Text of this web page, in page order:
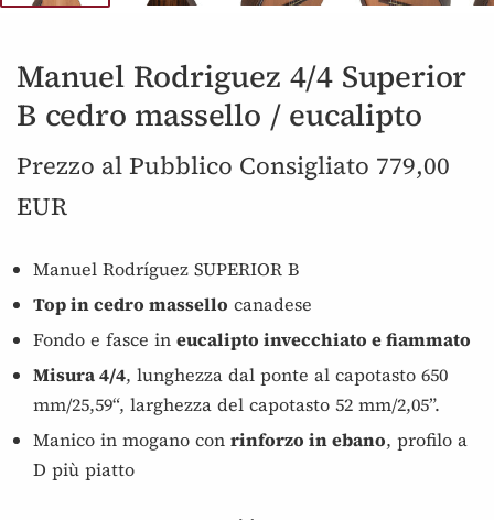
Manuel Rodriguez 4/4 Superior
B cedro massello / eucalipto
Prezzo al Pubblico Consigliato 779,00
EUR
Manuel Rodríguez SUPERIOR B
Top in cedro massello canadese
Fondo e fasce in eucalipto invecchiato e fiammato
Misura 4/4, lunghezza dal ponte al capotasto 650
mm/25,59“, larghezza del capotasto 52 mm/2,05”.
Manico in mogano con rinforzo in ebano, profilo a
D più piatto